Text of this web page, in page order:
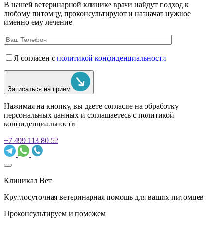
В нашей ветеринарной клинике врачи найдут подход к
любому питомцу, проконсультируют и назначат нужное
именно ему лечение
Я согласен с политикой конфиденциальности
Записаться на прием
Нажимая на кнопку, вы даете согласие на обработку
персональных данных и соглашаетесь c политикой
конфиденциальности
+7 499 113 80 52
Клиникал Вет
Круглосуточная ветеринарная помощь для ваших питомцев
Проконсультируем и поможем